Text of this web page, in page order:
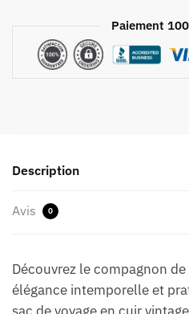
Paiement
Description
Avis 0
Découvrez le compagnon
élégance intemporelle et